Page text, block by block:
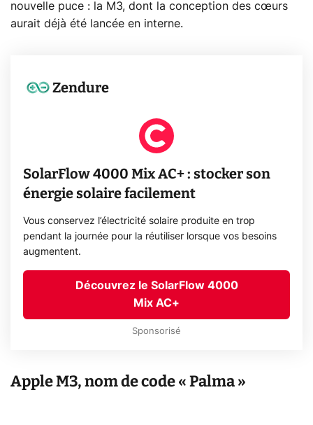
nouvelle puce : la M3, dont la conception des cœurs
aurait déjà été lancée en interne.
Zendure
SolarFlow 4000 Mix AC+ : stocker son
énergie solaire facilement
Vous conservez l’électricité solaire produite en trop
pendant la journée pour la réutiliser lorsque vos besoins
augmentent.
Découvrez le SolarFlow 4000
Mix AC+
Sponsorisé
Apple M3, nom de code « Palma »